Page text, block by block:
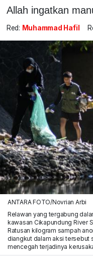
Allah ingatkan
Red: Muhammad Hafil
ANTARA FOTO/Novrian Arbi
Relawan yang tergabung
kawasan Cikapundung River
Ratusan kilogram sampah
diangkut dalam aksi tersebut
mencegah terjadinya